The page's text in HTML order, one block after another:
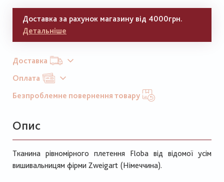
Доставка за рахунок магазину від 4000грн.
Детальніше
Доставка
Оплата
Безпроблемне повернення товару
Опис
Тканина рівномірного плетення Floba від відомої усім
вишивальницям фірми Zweigart (Німеччина).